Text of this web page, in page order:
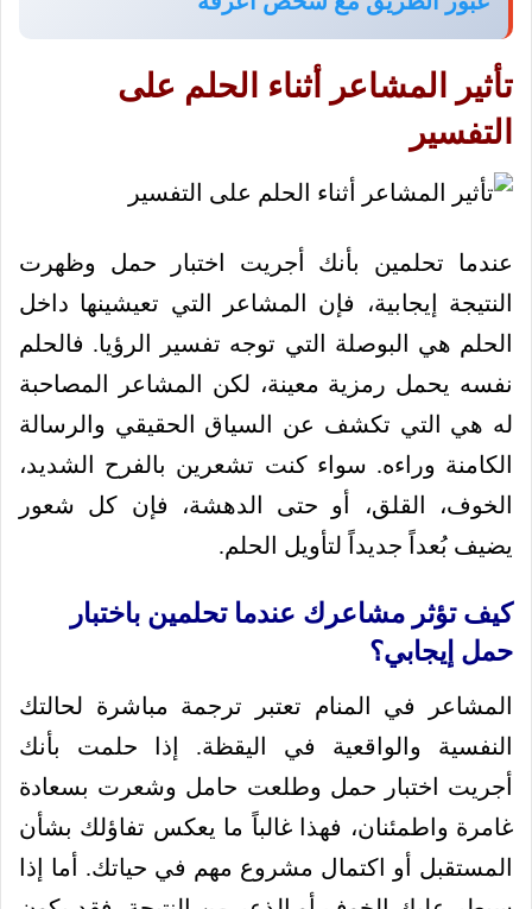
تأثير المشاعر أثناء الحلم على
التفسير
عندما تحلمين بأنك أجريت اختبار حمل وظهرت
النتيجة إيجابية، فإن المشاعر التي تعيشينها داخل
الحلم هي البوصلة التي توجه تفسير الرؤيا. فالحلم
نفسه يحمل رمزية معينة، لكن المشاعر المصاحبة
له هي التي تكشف عن السياق الحقيقي والرسالة
الكامنة وراءه. سواء كنت تشعرين بالفرح الشديد،
الخوف، القلق، أو حتى الدهشة، فإن كل شعور
يضيف بُعداً جديداً لتأويل الحلم.
كيف تؤثر مشاعرك عندما تحلمين باختبار
حمل إيجابي؟
المشاعر في المنام تعتبر ترجمة مباشرة لحالتك
النفسية والواقعية في اليقظة. إذا حلمت بأنك
أجريت اختبار حمل وطلعت حامل وشعرت بسعادة
غامرة واطمئنان، فهذا غالباً ما يعكس تفاؤلك بشأن
المستقبل أو اكتمال مشروع مهم في حياتك. أما إذا